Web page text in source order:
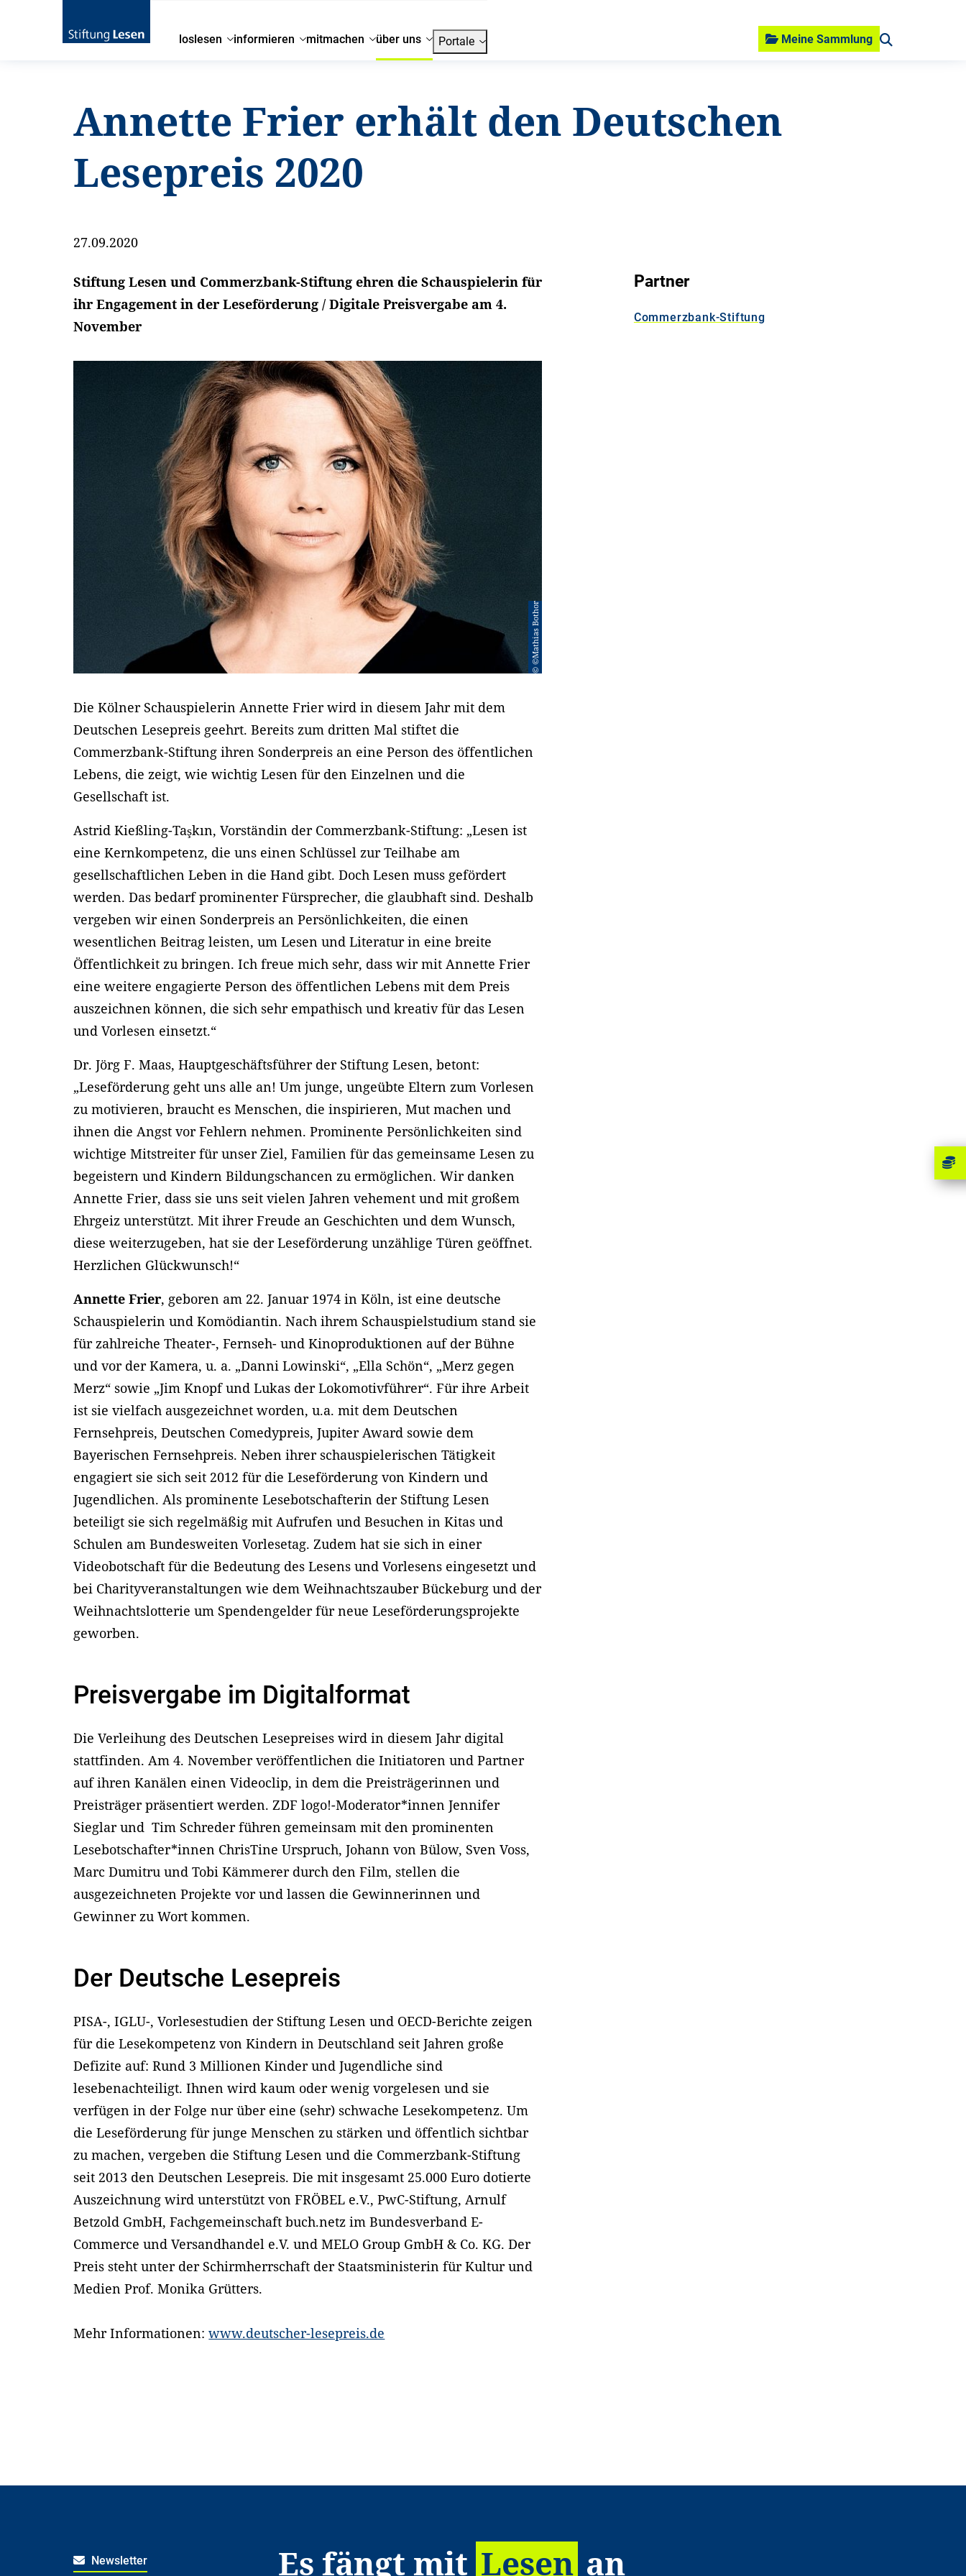
loslesen informieren mitmachen über uns Portale Meine Sammlung
Annette Frier erhält den Deutschen
Lesepreis 2020
27.09.2020
Stiftung Lesen und Commerzbank-Stiftung ehren die Schauspielerin für
ihr Engagement in der Leseförderung / Digitale Preisvergabe am 4.
November
© ©Mathias Bothor
Die Kölner Schauspielerin Annette Frier wird in diesem Jahr mit dem
Deutschen Lesepreis geehrt. Bereits zum dritten Mal stiftet die
Commerzbank-Stiftung ihren Sonderpreis an eine Person des öffentlichen
Lebens, die zeigt, wie wichtig Lesen für den Einzelnen und die
Gesellschaft ist.
Astrid Kießling-Taşkın, Vorständin der Commerzbank-Stiftung: „Lesen ist
eine Kernkompetenz, die uns einen Schlüssel zur Teilhabe am
gesellschaftlichen Leben in die Hand gibt. Doch Lesen muss gefördert
werden. Das bedarf prominenter Fürsprecher, die glaubhaft sind. Deshalb
vergeben wir einen Sonderpreis an Persönlichkeiten, die einen
wesentlichen Beitrag leisten, um Lesen und Literatur in eine breite
Öffentlichkeit zu bringen. Ich freue mich sehr, dass wir mit Annette Frier
eine weitere engagierte Person des öffentlichen Lebens mit dem Preis
auszeichnen können, die sich sehr empathisch und kreativ für das Lesen
und Vorlesen einsetzt.“
Dr. Jörg F. Maas, Hauptgeschäftsführer der Stiftung Lesen, betont:
„Leseförderung geht uns alle an! Um junge, ungeübte Eltern zum Vorlesen
zu motivieren, braucht es Menschen, die inspirieren, Mut machen und
ihnen die Angst vor Fehlern nehmen. Prominente Persönlichkeiten sind
wichtige Mitstreiter für unser Ziel, Familien für das gemeinsame Lesen zu
begeistern und Kindern Bildungschancen zu ermöglichen. Wir danken
Annette Frier, dass sie uns seit vielen Jahren vehement und mit großem
Ehrgeiz unterstützt. Mit ihrer Freude an Geschichten und dem Wunsch,
diese weiterzugeben, hat sie der Leseförderung unzählige Türen geöffnet.
Herzlichen Glückwunsch!“
Annette Frier, geboren am 22. Januar 1974 in Köln, ist eine deutsche
Schauspielerin und Komödiantin. Nach ihrem Schauspielstudium stand sie
für zahlreiche Theater-, Fernseh- und Kinoproduktionen auf der Bühne
und vor der Kamera, u. a. „Danni Lowinski“, „Ella Schön“, „Merz gegen
Merz“ sowie „Jim Knopf und Lukas der Lokomotivführer“. Für ihre Arbeit
ist sie vielfach ausgezeichnet worden, u.a. mit dem Deutschen
Fernsehpreis, Deutschen Comedypreis, Jupiter Award sowie dem
Bayerischen Fernsehpreis. Neben ihrer schauspielerischen Tätigkeit
engagiert sie sich seit 2012 für die Leseförderung von Kindern und
Jugendlichen. Als prominente Lesebotschafterin der Stiftung Lesen
beteiligt sie sich regelmäßig mit Aufrufen und Besuchen in Kitas und
Schulen am Bundesweiten Vorlesetag. Zudem hat sie sich in einer
Videobotschaft für die Bedeutung des Lesens und Vorlesens eingesetzt und
bei Charityveranstaltungen wie dem Weihnachtszauber Bückeburg und der
Weihnachtslotterie um Spendengelder für neue Leseförderungsprojekte
geworben.
Preisvergabe im Digitalformat
Die Verleihung des Deutschen Lesepreises wird in diesem Jahr digital
stattfinden. Am 4. November veröffentlichen die Initiatoren und Partner
auf ihren Kanälen einen Videoclip, in dem die Preisträgerinnen und
Preisträger präsentiert werden. ZDF logo!-Moderator*innen Jennifer
Sieglar und Tim Schreder führen gemeinsam mit den prominenten
Lesebotschafter*innen ChrisTine Urspruch, Johann von Bülow, Sven Voss,
Marc Dumitru und Tobi Kämmerer durch den Film, stellen die
ausgezeichneten Projekte vor und lassen die Gewinnerinnen und
Gewinner zu Wort kommen.
Der Deutsche Lesepreis
PISA-, IGLU-, Vorlesestudien der Stiftung Lesen und OECD-Berichte zeigen
für die Lesekompetenz von Kindern in Deutschland seit Jahren große
Defizite auf: Rund 3 Millionen Kinder und Jugendliche sind
lesebenachteiligt. Ihnen wird kaum oder wenig vorgelesen und sie
verfügen in der Folge nur über eine (sehr) schwache Lesekompetenz. Um
die Leseförderung für junge Menschen zu stärken und öffentlich sichtbar
zu machen, vergeben die Stiftung Lesen und die Commerzbank-Stiftung
seit 2013 den Deutschen Lesepreis. Die mit insgesamt 25.000 Euro dotierte
Auszeichnung wird unterstützt von FRÖBEL e.V., PwC-Stiftung, Arnulf
Betzold GmbH, Fachgemeinschaft buch.netz im Bundesverband E-
Commerce und Versandhandel e.V. und MELO Group GmbH & Co. KG. Der
Preis steht unter der Schirmherrschaft der Staatsministerin für Kultur und
Medien Prof. Monika Grütters.
Mehr Informationen:www.deutscher-lesepreis.de
Partner
Commerzbank-Stiftung
Newsletter Es fängt mit Lesen an